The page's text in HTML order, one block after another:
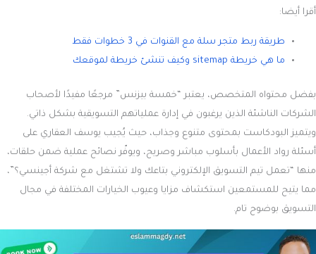
أقرا أيضا:
طريقة ربط متجر سلة مع القنوات في 3 خطوات فقط
ما هي خريطة sitemap وكيف تنشئ خريطة لموقعك
بفضل محتواه المتخصص، يعتبر “خمسة بيزنس” مرجعًا مفيدًا لأصحاب
الشركات الناشئة الذين يرغبون في إدارة عملياتهم التسويقية بشكل ذاتي.
ويتميز البودكاست بمحتوى متنوع وجذاب، حيث يُجيب يوسف العقاري على
أسئلة رواد الأعمال بأسلوب مباشر وصريح، ويوفّر نصائح عملية ضمن حلقات،
منها “تعمل تيم التسويق الإلكتروني بتاعك ولا تشتغل مع شركة أجينسي؟”،
مما يتيح للمستمعين استكشاف مزايا وعيوب الخيارات المختلفة في مجال
التسويق بوضوح تام.